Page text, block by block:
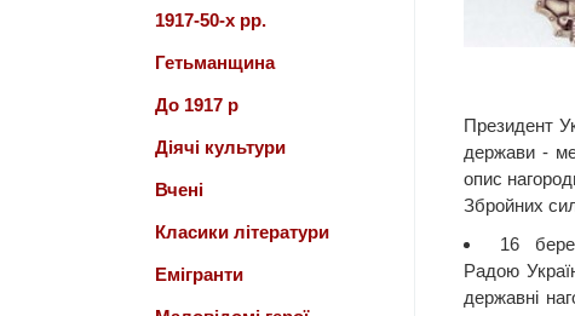
Президент
держави -
опис
Збройних
16
Радою
державні
1917-50-х рр.
Гетьманщина
До 1917 р
Діячі культури
Вчені
Класики літератури
Емігранти